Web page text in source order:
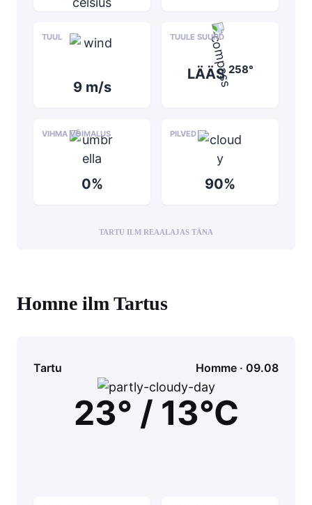
9 m/s
TUUL
LÄÄS258°
TUULE SUUND
0%
VIHMA VÕIMALUS
90%
PILVED
TARTU ILM REAALAJAS TÄNA
Homne ilm Tartus
Tartu Homme · 09.08
23° / 13°C